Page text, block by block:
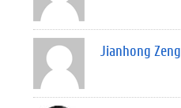
Jianhong Zeng